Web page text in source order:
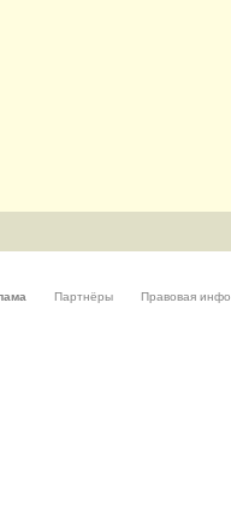
Партнёры Правовая